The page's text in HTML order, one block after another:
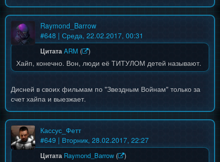
Raymond_Barrow
#648 | Среда, 22.02.2017, 00:31
Цитата ARM ( )
Хайп, конечно. Вон, люди её ТИТУЛОМ детей называют.
Дисней в своих фильмам по "Звездным Войнам" только за
счет хайпа и выезжает.
Кассус_Фетт
#649 | Вторник, 28.02.2017, 22:27
Цитата Raymond_Barrow ( )